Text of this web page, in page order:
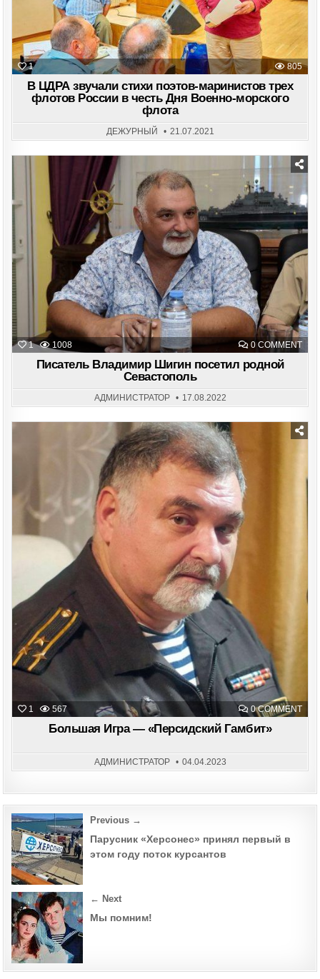
1 805
В ЦДРА звучали стихи поэтов-маринистов трех
флотов России в честь Дня Военно-морского
флота
ДЕЖУРНЫЙ 21.07.2021
1 1008 0 COMMENTON
Posted
in
Писатель Владимир Шигин посетил родной
Севастополь
АДМИНИСТРАТОР 17.08.2022
1 567 0 COMMENTON
Posted
Большая Игра — «Персидский Гамбит»
АДМИНИСТРАТОР 04.04.2023
Post
navigation
Previous →
Парусник «Херсонес» принял первый в
этом году поток курсантов
← Next
Мы помним!